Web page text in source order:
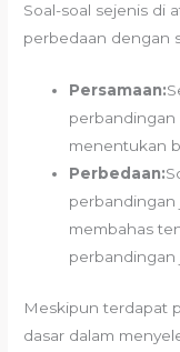
Soal-soal sejenis di
perbedaan dengan
Persamaan:
menentukan
Perbedaan:
perbandingan
membahas
perbandingan
Meskipun terdapat
dasar dalam